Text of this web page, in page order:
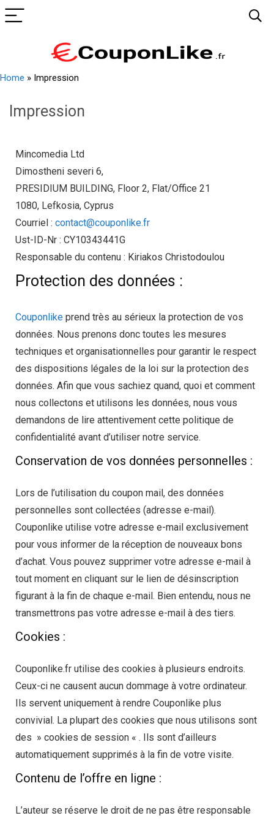
Home » Impression
Impression
Mincomedia Ltd
Dimostheni severi 6,
PRESIDIUM BUILDING, Floor 2, Flat/Office 21
1080, Lefkosia, Cyprus
Courriel : contact@couponlike.fr
Ust-ID-Nr : CY10343441G
Responsable du contenu : Kiriakos Christodoulou
Protection des données :
Couponlike prend très au sérieux la protection de vos
données. Nous prenons donc toutes les mesures
techniques et organisationnelles pour garantir le respect
des dispositions légales de la loi sur la protection des
données. Afin que vous sachiez quand, quoi et comment
nous collectons et utilisons les données, nous vous
demandons de lire attentivement cette politique de
confidentialité avant d’utiliser notre service.
Conservation de vos données personnelles :
Lors de l’utilisation du coupon mail, des données
personnelles sont collectées (adresse e-mail).
Couponlike utilise votre adresse e-mail exclusivement
pour vous informer de la réception de nouveaux bons
d’achat. Vous pouvez supprimer votre adresse e-mail à
tout moment en cliquant sur le lien de désinscription
figurant à la fin de chaque e-mail. Bien entendu, nous ne
transmettrons pas votre adresse e-mail à des tiers.
Cookies :
Couponlike.fr utilise des cookies à plusieurs endroits.
Ceux-ci ne causent aucun dommage à votre ordinateur.
Ils servent uniquement à rendre Couponlike plus
convivial. La plupart des cookies que nous utilisons sont
des » cookies de session « . Ils sont d’ailleurs
automatiquement supprimés à la fin de votre visite.
Contenu de l’offre en ligne :
L’auteur se réserve le droit de ne pas être responsable